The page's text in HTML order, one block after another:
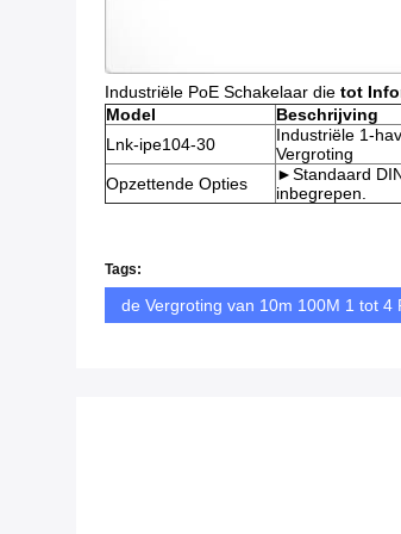
Industriële PoE Schakelaar die tot
Model
Beschrijving
Lnk-ipe104-30
Industriële 1-
Vergroting
Opzettende Opties
►Standaard
inbegrepen.
Tags:
de Vergroting van 10m 100M 1 tot 4